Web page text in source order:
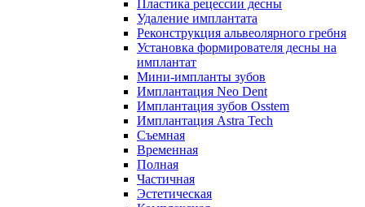
Пластика рецессии десны
Удаление имплантата
Реконструкция альвеолярного гребня
Установка формирователя десны на
имплантат
Мини-импланты зубов
Имплантация Neo Dent
Имплантация зубов Osstem
Имплантация Astra Tech
Съемная
Временная
Полная
Частичная
Эстетическая